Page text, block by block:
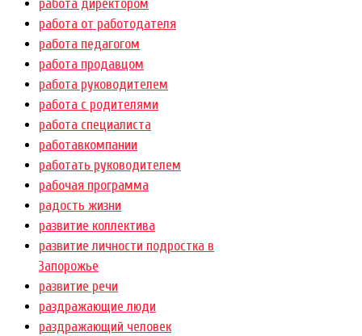
работа директором
работа от работодателя
работа педагогом
работа продавцом
работа руководителем
работа с родителями
работа специалиста
работавкомпании
работать руководителем
рабочая программа
радость жизни
развитие коллектива
развитие личности подростка в
Запорожье
развитие речи
раздражающие люди
раздражающий человек